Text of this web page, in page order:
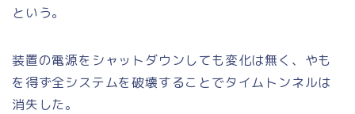
という。
装置の電源をシャットダウンしても変化は無く、やも
を得ず全システムを破壊することでタイムトンネルは
消失した。